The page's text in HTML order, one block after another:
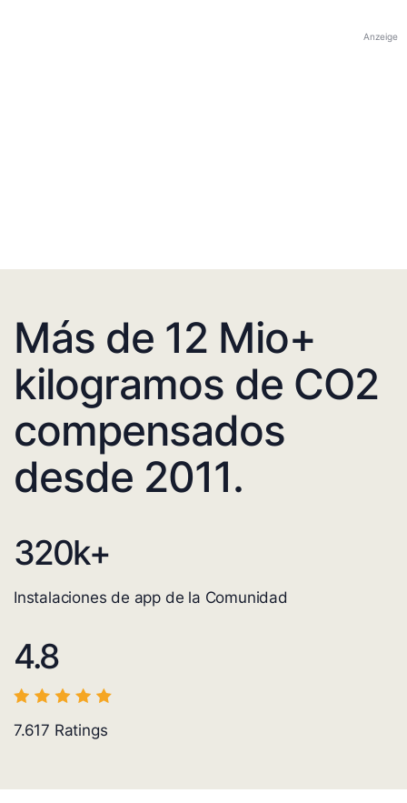
Anzeige
Más de 12 Mio+
kilogramos de CO2
compensados
desde 2011.
320k+
Instalaciones de app de la Comunidad
4.8
7.617 Ratings